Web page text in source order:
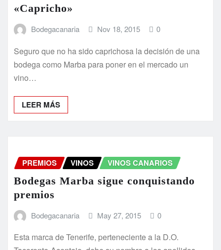
«Capricho»
Bodegacanaria Nov 18, 2015 0
Seguro que no ha sido caprichosa la decisión de una
bodega como Marba para poner en el mercado un
vino…
LEER MÁS
PREMIOS VINOS VINOS CANARIOS
Bodegas Marba sigue conquistando
premios
Bodegacanaria May 27, 2015 0
Esta marca de Tenerife, perteneciente a la D.O.